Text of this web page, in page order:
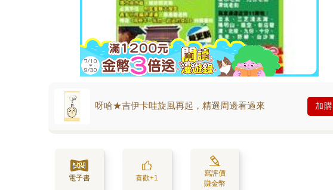
呀哈★吉伊卡哇旋風再起，精選周邊看過來 加購
電子書 喜歡+1
寫評價
賺金幣